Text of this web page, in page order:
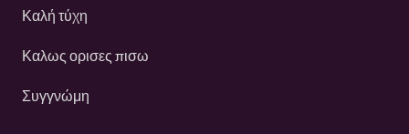
Καλή τύχη
Καλως ορισες πισω
Συγγνώμη